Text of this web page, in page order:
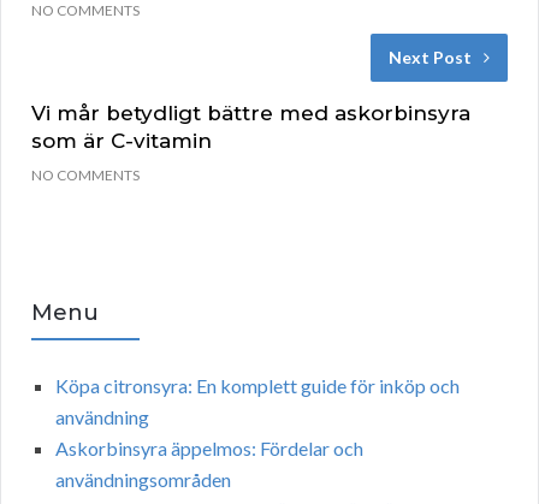
NO COMMENTS
Next Post
Vi mår betydligt bättre med askorbinsyra
som är C-vitamin
NO COMMENTS
Menu
Köpa citronsyra: En komplett guide för inköp och
användning
Askorbinsyra äppelmos: Fördelar och
användningsområden